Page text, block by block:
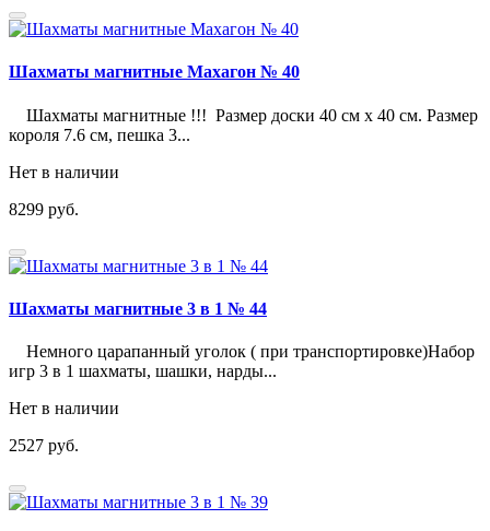
Шахматы магнитные Махагон № 40
Шахматы магнитные !!! Размер доски 40 см х 40 см. Размер
короля 7.6 см, пешка 3...
Нет в наличии
8299 руб.
Шахматы магнитные 3 в 1 № 44
Немного царапанный уголок ( при транспортировке)Набор
игр 3 в 1 шахматы, шашки, нарды...
Нет в наличии
2527 руб.